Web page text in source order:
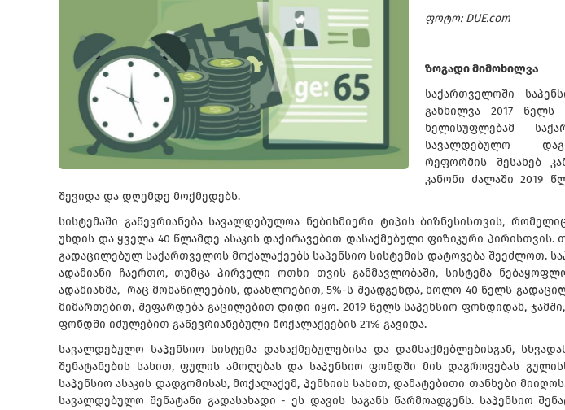
ფოტო: DUE.com
ზოგადი მიმოხილვა
საქართველოში
განხილვა 2017
ხელისუფლებამ
სავალდებულო
რეფორმის შესახებ
კანონი ძალაში 2019
შევიდა და დღემდე მოქმედებს.
სისტემაში გაწევრიანება სავალდებულოა ნებისმიერი ტიპის ბიზნესისთვის,
უხდის და ყველა 40 წლამდე ასაკის დაქირავებით დასაქმებული ფიზიკური
გადაცილებულ საქართველოს მოქალაქეებს საპენსიო სისტემის დატოვება შეეძლოთ.
ადამიანი ჩაერთო, თუმცა პირველი ოთხი თვის განმავლობაში, სისტემა
ადამიანმა, რაც მონაწილეების, დაახლოებით, 5%-ს შეადგენდა, ხოლო 40 წელს
მიმართებით, შეფარდება გაცილებით დიდი იყო. 2019 წელს საპენსიო ფონდიდან, ჯამში,
ფონდში იძულებით გაწევრიანებული მოქალაქეების 21% გავიდა.
სავალდებულო საპენსიო სისტემა დასაქმებულებისა და დამსაქმებლებისგან,
შენატანების სახით, ფულის ამოღებას და საპენსიო ფონდში მის დაგროვებას
საპენსიო ასაკის დადგომისას, მოქალაქემ, პენსიის სახით, დამატებითი თანხები
სავალდებულო შენატანი გადასახადი - ეს დავის საგანს წარმოადგენს. საპენსიო